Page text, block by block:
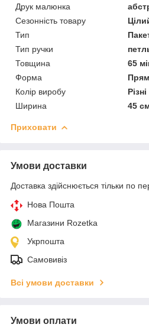
Друк малюнка
Сезонність товару
Тип
Тип ручки
Товщина
65
Форма
Колір виробу
Ширина
45
Приховати
Умови доставки
Доставка здійснюється тільки по
Нова Пошта
Магазини Rozetka
Укрпошта
Самовивіз
Всі умови доставки
Умови оплати